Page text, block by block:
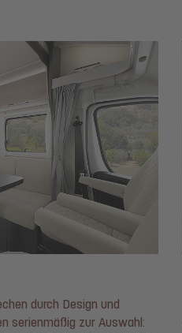
durch Design und
serienmäßig zur Auswahl: